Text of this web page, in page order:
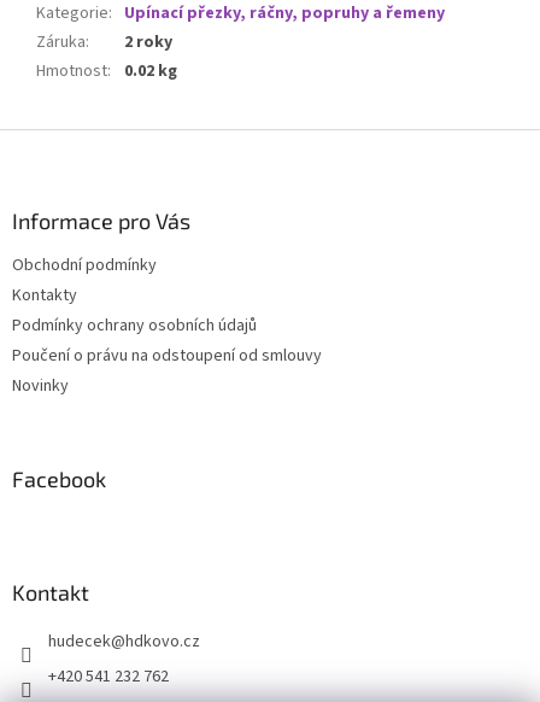
Kategorie: Upínací přezky, ráčny, popruhy a řemeny
Záruka:
2 roky
Hmotnost: 0.02 kg
Informace pro Vás
Obchodní podmínky
Kontakty
Podmínky ochrany osobních údajů
Poučení o právu na odstoupení od smlouvy
Novinky
Facebook
Kontakt
hudecek@hdkovo.cz
+420 541 232 762